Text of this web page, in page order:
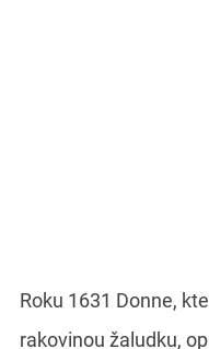
Roku 1631 Donne,
rakovinou žaludku,